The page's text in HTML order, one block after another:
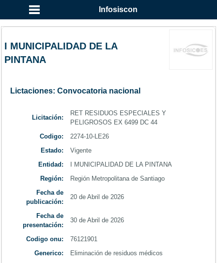
Infosiscon
I MUNICIPALIDAD DE LA
PINTANA
Lictaciones: Convocatoria nacional
Licitación:
RET RESIDUOS ESPECIALES Y
PELIGROSOS EX 6499 DC 44
Codigo:
2274-10-LE26
Estado:
Vigente
Entidad:
I MUNICIPALIDAD DE LA PINTANA
Región:
Región Metropolitana de Santiago
Fecha de
publicación:
20 de Abril de 2026
Fecha de
presentación:
30 de Abril de 2026
Codigo onu:
76121901
Generico:
Eliminación de residuos médicos